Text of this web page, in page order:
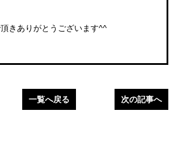
きありがとうございます^^
一覧へ戻る 次の記事へ